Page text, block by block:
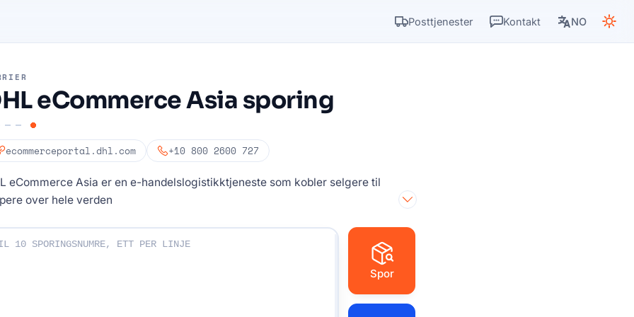
Posttjenester Kontakt NO
eCommerce Asia sporing
ecommerceportal.dhl.com +10 800 2600 727
eCommerce Asia er en e-handelslogistikktjeneste som kobler selgere til
over hele verden
dine:
Spor